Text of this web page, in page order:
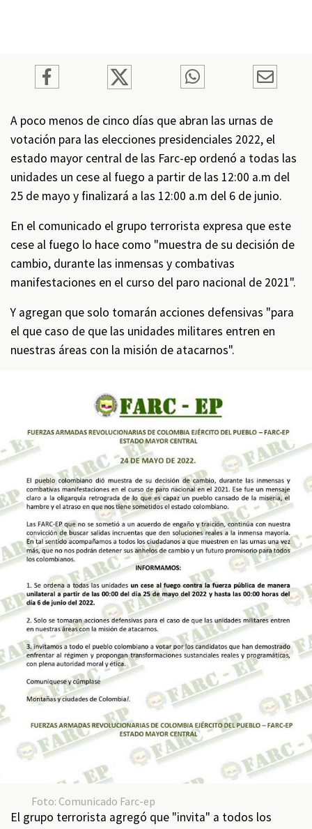
A poco menos de cinco días que abran las urnas de
votación para las elecciones presidenciales 2022, el
estado mayor central de las Farc-ep ordenó a todas las
unidades un cese al fuego a partir de las 12:00 a.m del
25 de mayo y finalizará a las 12:00 a.m del 6 de junio.
En el comunicado el grupo terrorista expresa que este
cese al fuego lo hace como "muestra de su decisión de
cambio, durante las inmensas y combativas
manifestaciones en el curso del paro nacional de 2021".
Y agregan que solo tomarán acciones defensivas "para
el que caso de que las unidades militares entren en
nuestras áreas con la misión de atacarnos".
Foto: Comunicado Farc-ep
El grupo terrorista agregó que "invita" a todos los